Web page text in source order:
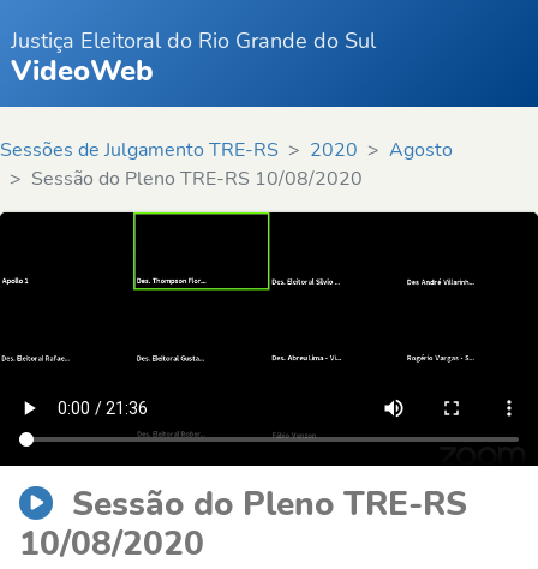
Justiça Eleitoral do Rio Grande do Sul
VideoWeb
Sessões de Julgamento TRE-RS 2020
Agosto
Sessão do Pleno TRE-RS 10/08/2020
Sessão do Pleno TRE-RS
10/08/2020